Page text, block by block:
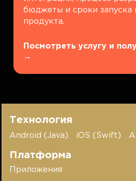
бюджеты и сроки запуска
продукта.
Посмотреть услугу и
→
Технология
Android (Java) iOS (Swift)
Платформа
Приложения